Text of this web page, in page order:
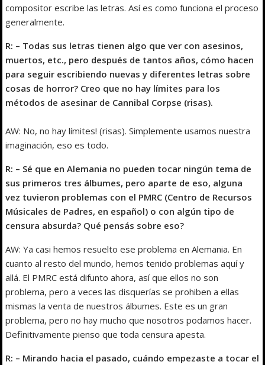
compositor escribe las letras. Así es como funciona el proceso
generalmente.
R: – Todas sus letras tienen algo que ver con asesinos,
muertos, etc., pero después de tantos años, cómo hacen
para seguir escribiendo nuevas y diferentes letras sobre
cosas de horror? Creo que no hay límites para los
métodos de asesinar de Cannibal Corpse (risas).
AW: No, no hay límites! (risas). Simplemente usamos nuestra
imaginación, eso es todo.
R: – Sé que en Alemania no pueden tocar ningún tema de
sus primeros tres álbumes, pero aparte de eso, alguna
vez tuvieron problemas con el PMRC (Centro de Recursos
Músicales de Padres, en español) o con algún tipo de
censura absurda? Qué pensás sobre eso?
AW: Ya casi hemos resuelto ese problema en Alemania. En
cuanto al resto del mundo, hemos tenido problemas aquí y
allá. El PMRC está difunto ahora, así que ellos no son
problema, pero a veces las disquerías se prohiben a ellas
mismas la venta de nuestros álbumes. Este es un gran
problema, pero no hay mucho que nosotros podamos hacer.
Definitivamente pienso que toda censura apesta.
R: – Mirando hacia el pasado, cuándo empezaste a tocar el